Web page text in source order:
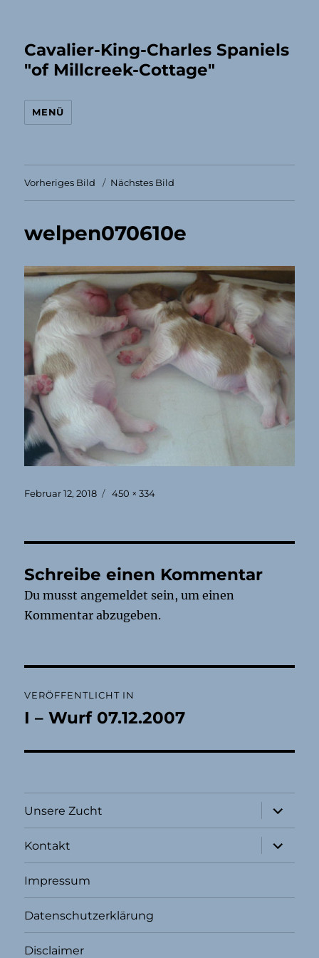
Cavalier-King-Charles Spaniels
"of Millcreek-Cottage"
MENÜ
Vorheriges Bild Nächstes Bild
welpen070610e
Veröffentlicht
Februar 12, 2018 Originalgröße
450 × 334
Schreibe einen Kommentar
Du musstangemeldet sein, um einen
Kommentar abzugeben.
VERÖFFENTLICHT IN
I – Wurf 07.12.2007
Unsere Zucht
öffnen
Kontakt
öffnen
Impressum
Datenschutzerklärung
Disclaimer